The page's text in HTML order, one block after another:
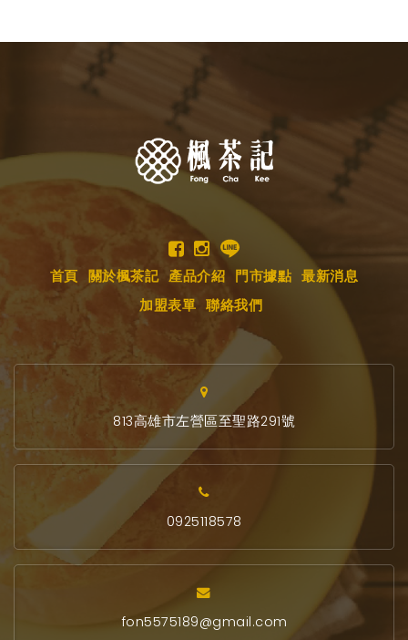
首頁 關於楓茶記 產品介紹 門市據點 最新消息
加盟表單 聯絡我們
813高雄市左營區至聖路291號
0925118578
fon5575189@gmail.com